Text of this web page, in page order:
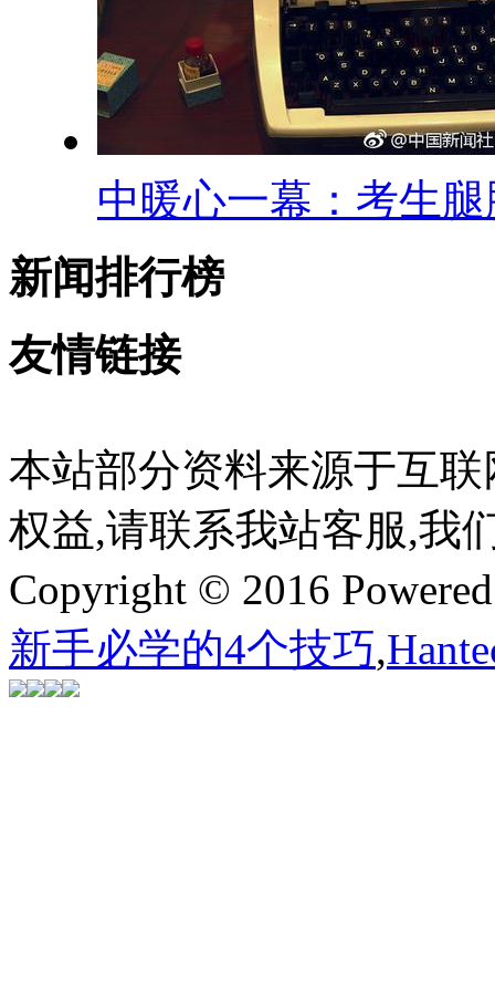
中暖心一幕：考生
新闻排行榜
友情链接
本站部分资料来源于互
权益,请联系我站客服,我
Copyright © 2016
新手必学的4个技巧,